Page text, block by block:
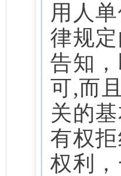
用人
律规
告知
可,而
关的
有权拒
权利